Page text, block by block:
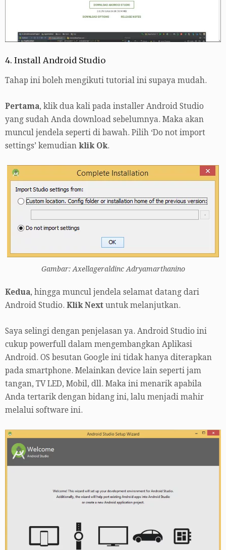
4. Install Android Studio
Tahap ini boleh mengikuti tutorial ini supaya mudah.
Pertama, klik dua kali pada installer Android Studio
yang sudah Anda download sebelumnya. Maka akan
muncul jendela seperti di bawah. Pilih ‘Do not import
settings’ kemudian klik Ok.
Gambar: Axellageraldinc Adryamarthanino
Kedua, hingga muncul jendela selamat datang dari
Android Studio. Klik Next untuk melanjutkan.
Saya selingi dengan penjelasan ya. Android Studio ini
cukup powerfull dalam mengembangkan Aplikasi
Android. OS besutan Google ini tidak hanya diterapkan
pada smartphone. Melainkan device lain seperti jam
tangan, TV LED, Mobil, dll. Maka ini menarik apabila
Anda tertarik dengan bidang ini, lalu menjadi mahir
melalui software ini.